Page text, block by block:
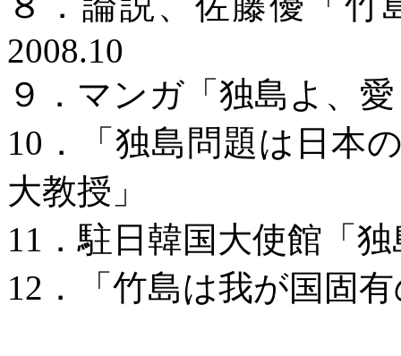
2008.10
９．マンガ「独島よ、
10 ．「独島問題は日本
大教授」
11 ．駐日韓国大使館「
12 ． 「竹島は我が国固